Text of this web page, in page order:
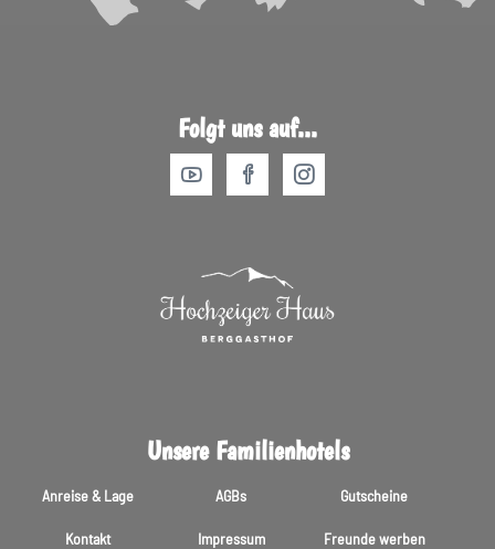
Folgt uns auf...
Unsere Familienhotels
Anreise & Lage
Kontakt
AGBs
Impressum
Gutscheine
Freunde werben